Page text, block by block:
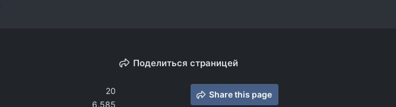
20
6.585
Поделиться страницей
Share this page